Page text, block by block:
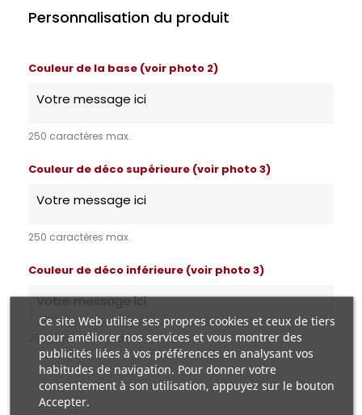
Ce site Web utilise ses propres cookies et ceux de tiers
pour améliorer nos services et vous montrer des
publicités liées à vos préférences en analysant vos
habitudes de navigation. Pour donner votre
consentement à son utilisation, appuyez sur le bouton
Accepter.
Personnalisation du produit
Couleur de la base (voir photo 2)
250 caractères max.
Couleur de déco supérieure (voir photo 3)
250 caractères max.
Couleur de déco inférieure (voir photo 3)
250 caractères max.